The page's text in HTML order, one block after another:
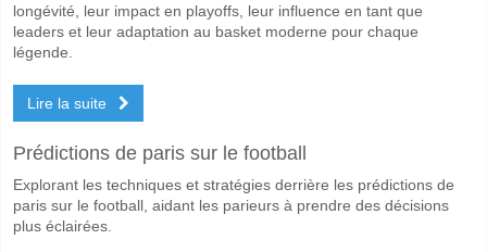
longévité, leur impact en playoffs, leur influence en tant que
leaders et leur adaptation au basket moderne pour chaque
légende.
Lire la suite
Prédictions de paris sur le football
Explorant les techniques et stratégies derrière les prédictions de
paris sur le football, aidant les parieurs à prendre des décisions
plus éclairées.